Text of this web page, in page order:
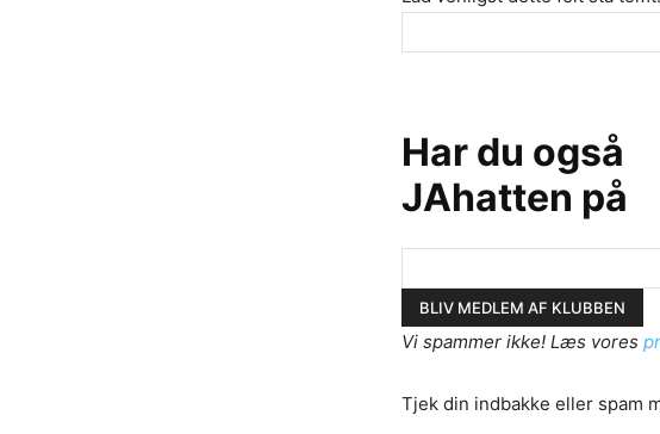
Har du også
JAhatten på
Vi spammer ikke! Læs vores
Tjek din indbakke eller spam